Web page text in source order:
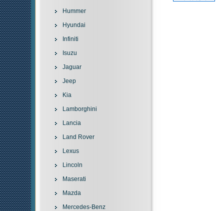
Hummer
Hyundai
Infiniti
Isuzu
Jaguar
Jeep
Kia
Lamborghini
Lancia
Land Rover
Lexus
Lincoln
Maserati
Mazda
Mercedes-Benz